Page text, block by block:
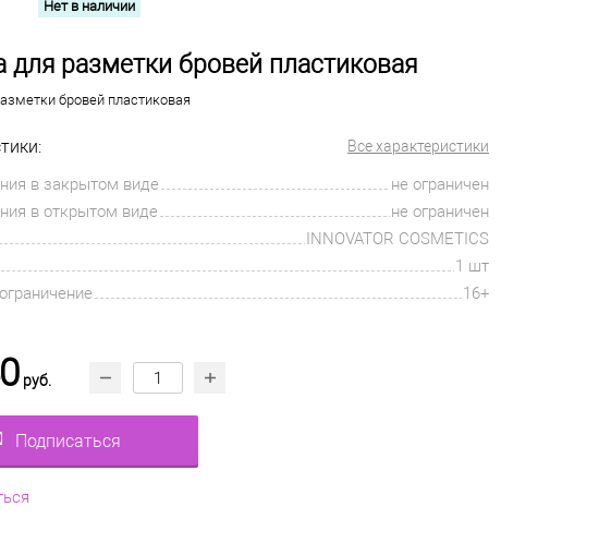
Нет в наличии
для разметки бровей пластиковая
бровей пластиковая
Все характеристики
в закрытом виде
не ограничен
в открытом виде
не ограничен
INNOVATOR COSMETICS
1 шт
16+
руб.
Подписаться